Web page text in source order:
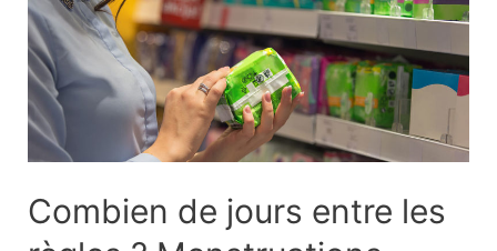
?
À
quoi
s’attendre
Combien de jours entre les